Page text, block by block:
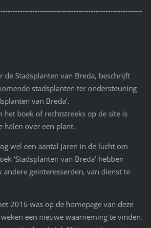
de Stadsplanten van Breda, beschrijft
stadsplanten ter ondersteuning
van Breda’.
het boek of rechtstreeks op de site is
halen over een plant.
wel een aantal jaren in de lucht om
‘Stadsplanten van Breda' hebben
andere geinteresserden, van dienst te
2016 was op de homepage van deze
een nieuwe waarneming te vinden.